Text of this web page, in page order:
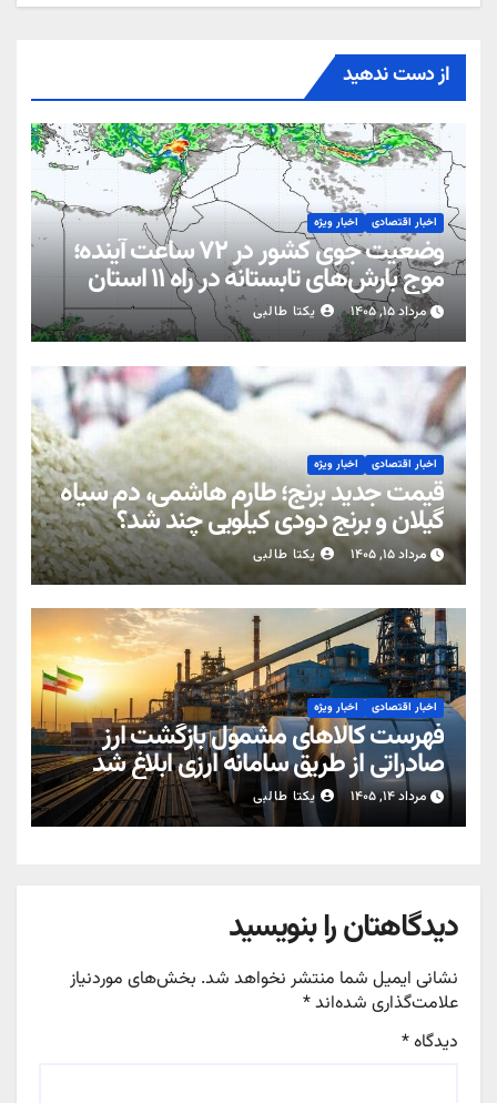
از دست ندهید
اخبار اقتصادی اخبار ویژه
وضعیت جوی کشور در ۷۲ ساعت آینده؛
موج بارش‌های تابستانه در راه ۱۱ استان
مرداد ۱۵, ۱۴۰۵ یکتا طالبی
اخبار اقتصادی اخبار ویژه
قیمت جدید برنج؛ طارم هاشمی، دم سیاه
گیلان و برنج دودی کیلویی چند شد؟
مرداد ۱۵, ۱۴۰۵ یکتا طالبی
اخبار اقتصادی اخبار ویژه
فهرست کالاهای مشمول بازگشت ارز
صادراتی از طریق سامانه ارزی ابلاغ شد
مرداد ۱۴, ۱۴۰۵ یکتا طالبی
دیدگاهتان را بنویسید
نشانی ایمیل شما منتشر نخواهد شد. بخش‌های موردنیاز
علامت‌گذاری شده‌اند*
دیدگاه*